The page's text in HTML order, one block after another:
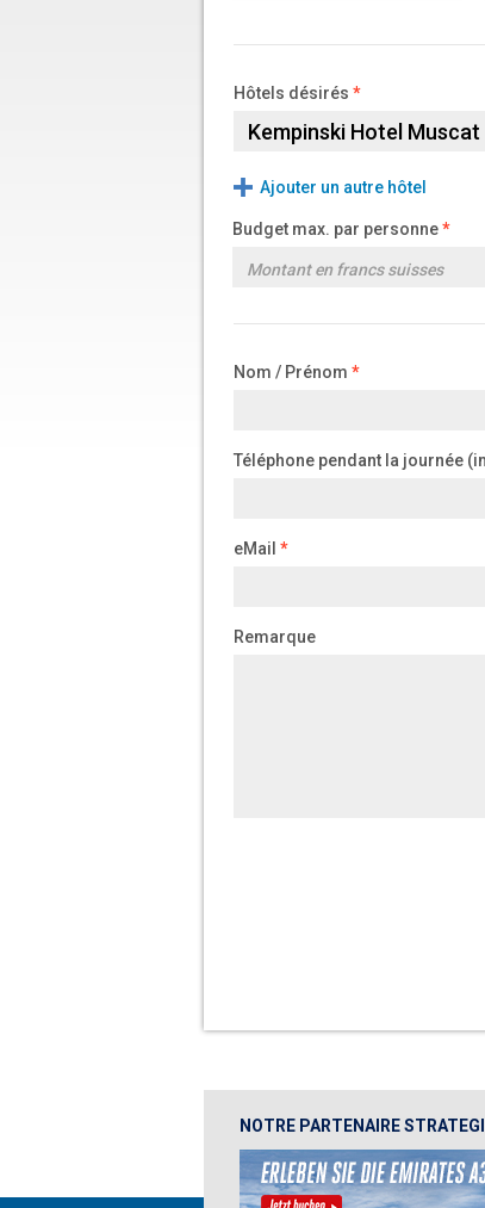
Hôtels désirés
Ajouter un autre hôtel
Budget max. par personne
Nom / Prénom
Téléphone pendant la journée
eMail
Remarque
NOTRE PARTENAIRE